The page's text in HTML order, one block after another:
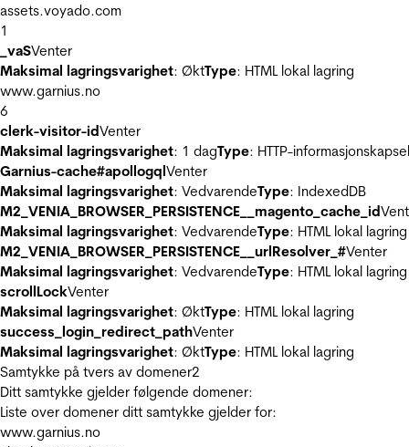
assets.voyado.com
1
_vaSVenter
Maksimal lagringsvarighet: ØktType: HTML lokal lagring
www.garnius.no
6
clerk-visitor-idVenter
Maksimal lagringsvarighet: 1 dagType: HTTP-informasjonskapsel
Garnius-cache#apollogqlVenter
Maksimal lagringsvarighet: VedvarendeType: IndexedDB
M2_VENIA_BROWSER_PERSISTENCE__magento_cache_id
Maksimal lagringsvarighet: VedvarendeType: HTML lokal lagring
M2_VENIA_BROWSER_PERSISTENCE__urlResolver_#Venter
Maksimal lagringsvarighet: VedvarendeType: HTML lokal lagring
scrollLockVenter
Maksimal lagringsvarighet: ØktType: HTML lokal lagring
success_login_redirect_pathVenter
Maksimal lagringsvarighet: ØktType: HTML lokal lagring
Samtykke på tvers av domener2
Ditt samtykke gjelder følgende domener:
Liste over domener ditt samtykke gjelder for:
www.garnius.no